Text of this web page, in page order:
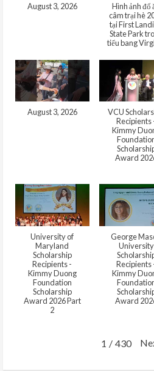
August 3, 2026
Hình ảnh đổ
câm trại hè
tại First
State Park
tiểu bang
August 3, 2026
VCU
Recipients
Kimmy
Award
University of
Maryland
Scholarship
Recipients -
Kimmy Duong
Foundation
Scholarship
Award 2026 Part
2
George
University
Recipients
Kimmy
Award
1 / 430